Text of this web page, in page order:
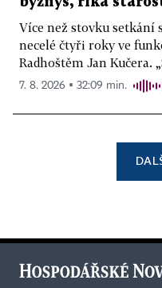
Více než stovku setkání
necelé čtyři roky ve
Radhoštěm Jan Kučera.
7. 8. 2026 ▪ 32:09 min.